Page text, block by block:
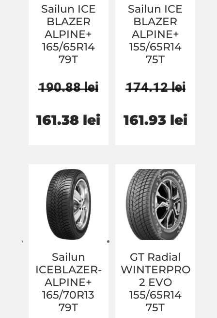
Sailun ICE
BLAZER
ALPINE+
165/65R14
79T
190.88lei
inițial
fost:
190.88 lei.
161.38 lei
curent
161.38 lei.
Sailun ICE
BLAZER
ALPINE+
155/65R14
75T
174.12lei
inițial
fost:
174.12 lei.
161.93 lei
Sailun
ICEBLAZER-
ALPINE+
165/70R13
79T
GT Radial
WINTERPRO
2 EVO
155/65R14
75T